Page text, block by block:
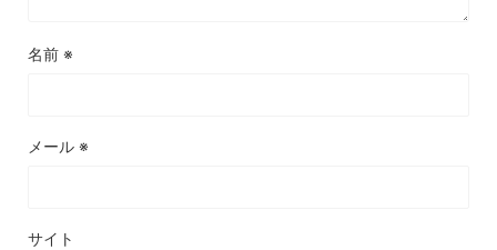
名前 ※
メール ※
サイト